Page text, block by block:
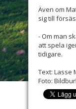
Även om
sig till
- Om man
att spela
tidigare.
Text: Lasse
Foto: